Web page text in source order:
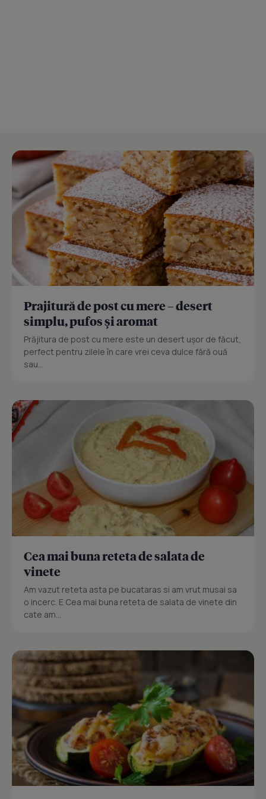
Prajitură de post cu mere – desert
simplu, pufos și aromat
Prăjitura de post cu mere este un desert ușor de făcut,
perfect pentru zilele în care vrei ceva dulce fără ouă
sau...
Cea mai buna reteta de salata de
vinete
Am vazut reteta asta pe bucataras si am vrut musai sa
o incerc. E Cea mai buna reteta de salata de vinete din
cate am...